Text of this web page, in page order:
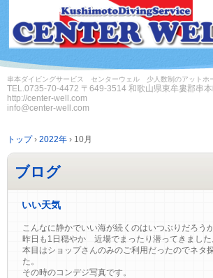
串本ダイビングサービス センターウェル 少人数制のアットホ
TEL.0735-70-4472 〒649-3514 和歌山県東牟婁郡串
http://center-well.com
info@center-well.com
トップ› 2022年 › 10月
ブログ
いい天気
こんなに静かでいい海が続くのはいつぶりだろう
昨日も1日穏やか 近場でまったり潜ってきました
本目はショップさんのみのご利用だったのでネタ
た。
その時のコンデジ写真です。